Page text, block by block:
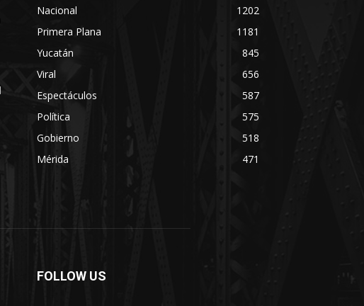
Nacional
1202
Primera Plana
1181
Yucatán
845
Viral
656
Espectáculos
587
Política
575
Gobierno
518
Mérida
471
FOLLOW US